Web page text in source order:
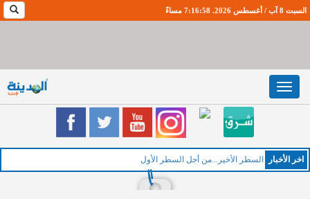
السبت 8 آب / أغسطس 2026. 7:16:59 مساءً
Toggle
navigation
اخر اﻷخبار